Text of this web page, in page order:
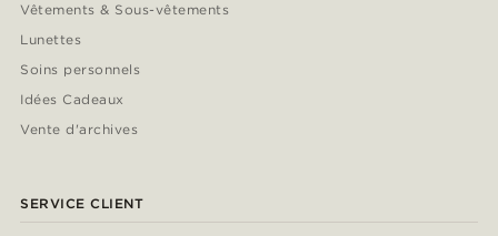
Vêtements & Sous-vêtements
Lunettes
Soins personnels
Idées Cadeaux
Vente d'archives
SERVICE CLIENT